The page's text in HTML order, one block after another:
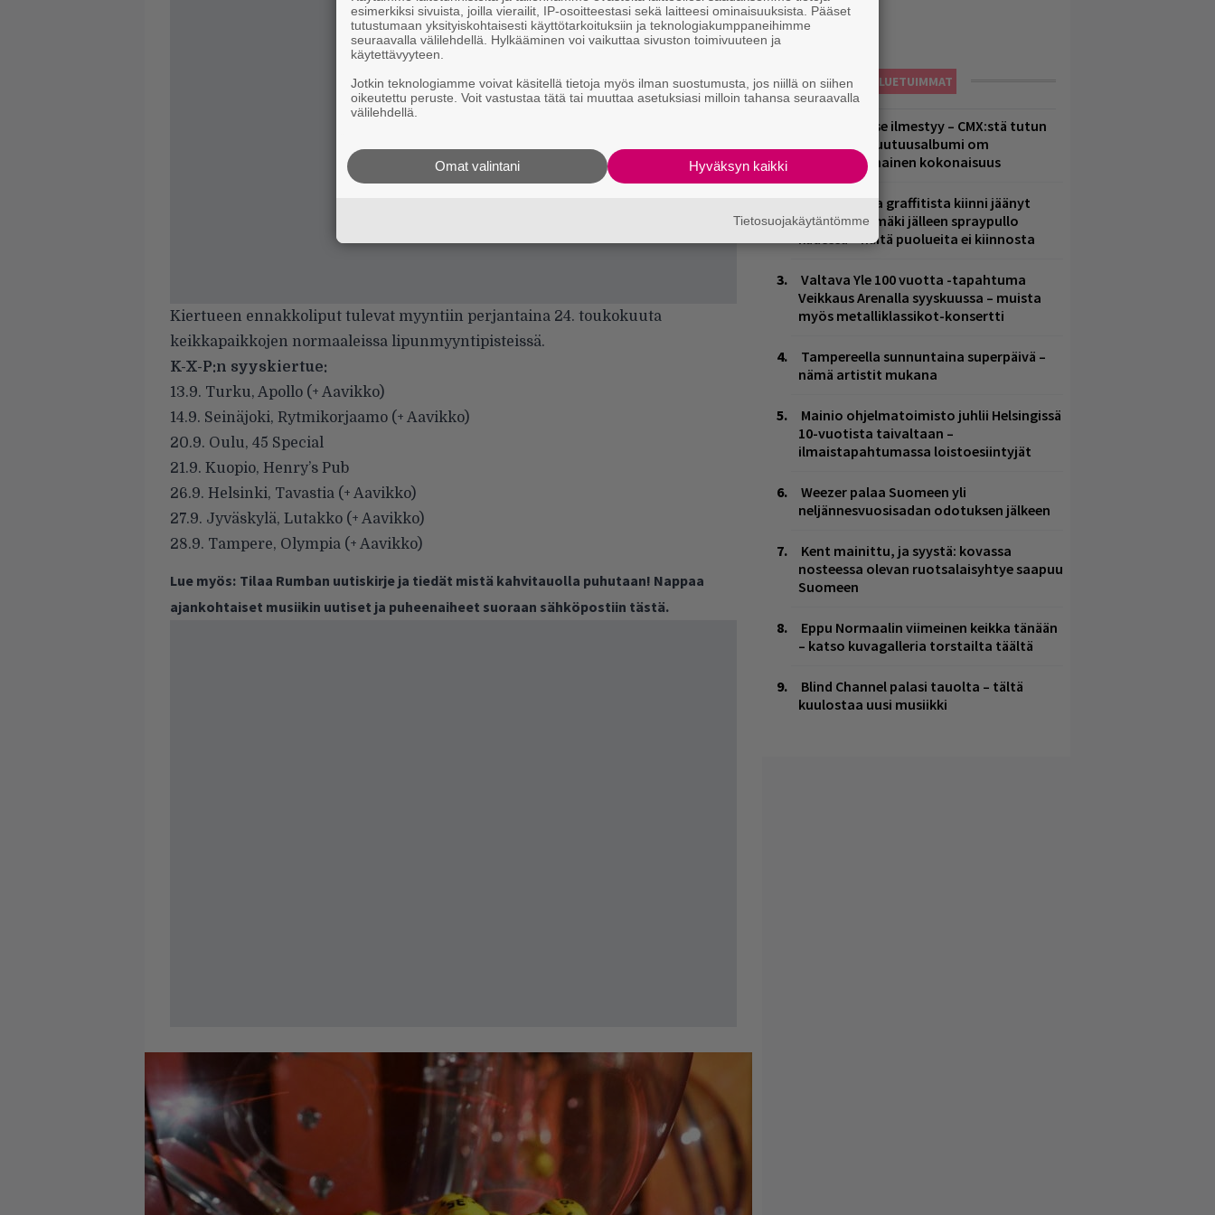
Kiertueen ennakkoliput tulevat myyntiin perjantaina 24. toukokuuta
keikkapaikkojen normaaleissa lipunmyyntipisteissä.
K-X-P:n syyskiertue:
13.9. Turku, Apollo (+ Aavikko)
14.9. Seinäjoki, Rytmikorjaamo (+ Aavikko)
20.9. Oulu, 45 Special
21.9. Kuopio, Henry’s Pub
26.9. Helsinki, Tavastia (+ Aavikko)
27.9. Jyväskylä, Lutakko (+ Aavikko)
28.9. Tampere, Olympia (+ Aavikko)
Lue myös: Tilaa Rumban uutiskirje ja tiedät mistä kahvitauolla puhutaan! Nappaa
ajankohtaiset musiikin uutiset ja puheenaiheet suoraan sähköpostiin tästä.
LUETUIMMAT
Huomenna se ilmestyy – CMX:stä tutun
A.W. Yrjänän uutuusalbumi om
mammuttimainen kokonaisuus
Laittomasta graffitista kiinni jäänyt
Paavo Arhinmäki jälleen spraypullo
kädessä – näitä puolueita ei kiinnosta
Valtava Yle 100 vuotta -tapahtuma
Veikkaus Arenalla syyskuussa – muista
myös metalliklassikot-konsertti
Tampereella sunnuntaina superpäivä –
nämä artistit mukana
Mainio ohjelmatoimisto juhlii Helsingissä
10-vuotista taivaltaan –
ilmaistapahtumassa loistoesiintyjät
Weezer palaa Suomeen yli
neljännesvuosisadan odotuksen jälkeen
Kent mainittu, ja syystä: kovassa
nosteessa olevan ruotsalaisyhtye saapuu
Suomeen
Eppu Normaalin viimeinen keikka tänään
– katso kuvagalleria torstailta täältä
Blind Channel palasi tauolta – tältä
kuulostaa uusi musiikki
esimerkiksi sivuista, joilla vierailit, IP-osoitteestasi sekä laitteesi ominaisuuksista. Pääset
tutustumaan yksityiskohtaisesti käyttötarkoituksiin ja teknologiakumppaneihimme
seuraavalla välilehdellä. Hylkääminen voi vaikuttaa sivuston toimivuuteen ja
käytettävyyteen.
Jotkin teknologiamme voivat käsitellä tietoja myös ilman suostumusta, jos niillä on siihen
oikeutettu peruste. Voit vastustaa tätä tai muuttaa asetuksiasi milloin tahansa seuraavalla
välilehdellä.
Hyväksyn kaikki
Omat valintani
Tietosuojakäytäntömme